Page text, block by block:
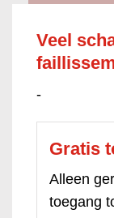
Veel
-
Gratis
Alleen
toegang